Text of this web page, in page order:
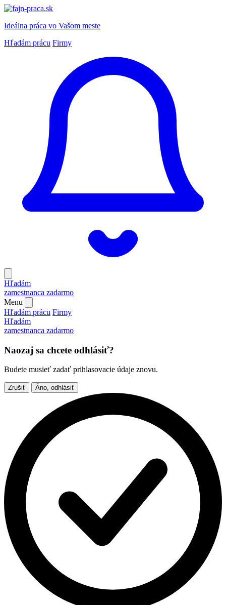
Ideálna práca vo Vašom meste
Hľadám prácu Firmy
Hľadám
zamestnanca zadarmo
Menu
Hľadám prácu Firmy
Hľadám
zamestnanca zadarmo
Naozaj sa chcete odhlásiť?
Budete musieť zadať prihlasovacie údaje znovu.
Zrušiť Áno, odhlásiť